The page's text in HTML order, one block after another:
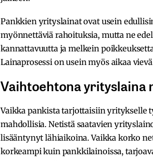
Pankkien yrityslainat ovat usein
myönnettäviä rahoituksia, mutta ne
kannattavuutta ja melkein
Lainaprosessi on usein myös aikaa
Vaihtoehtona yrityslaina
Vaikka pankista tarjottaisiin yritykselle
mahdollisia. Netistä saatavien
lisääntynyt lähiaikoina. Vaikka korko
korkeampi kuin pankkilainoissa,